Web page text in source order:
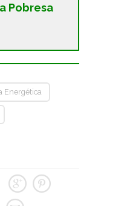
Pobresa
Energética